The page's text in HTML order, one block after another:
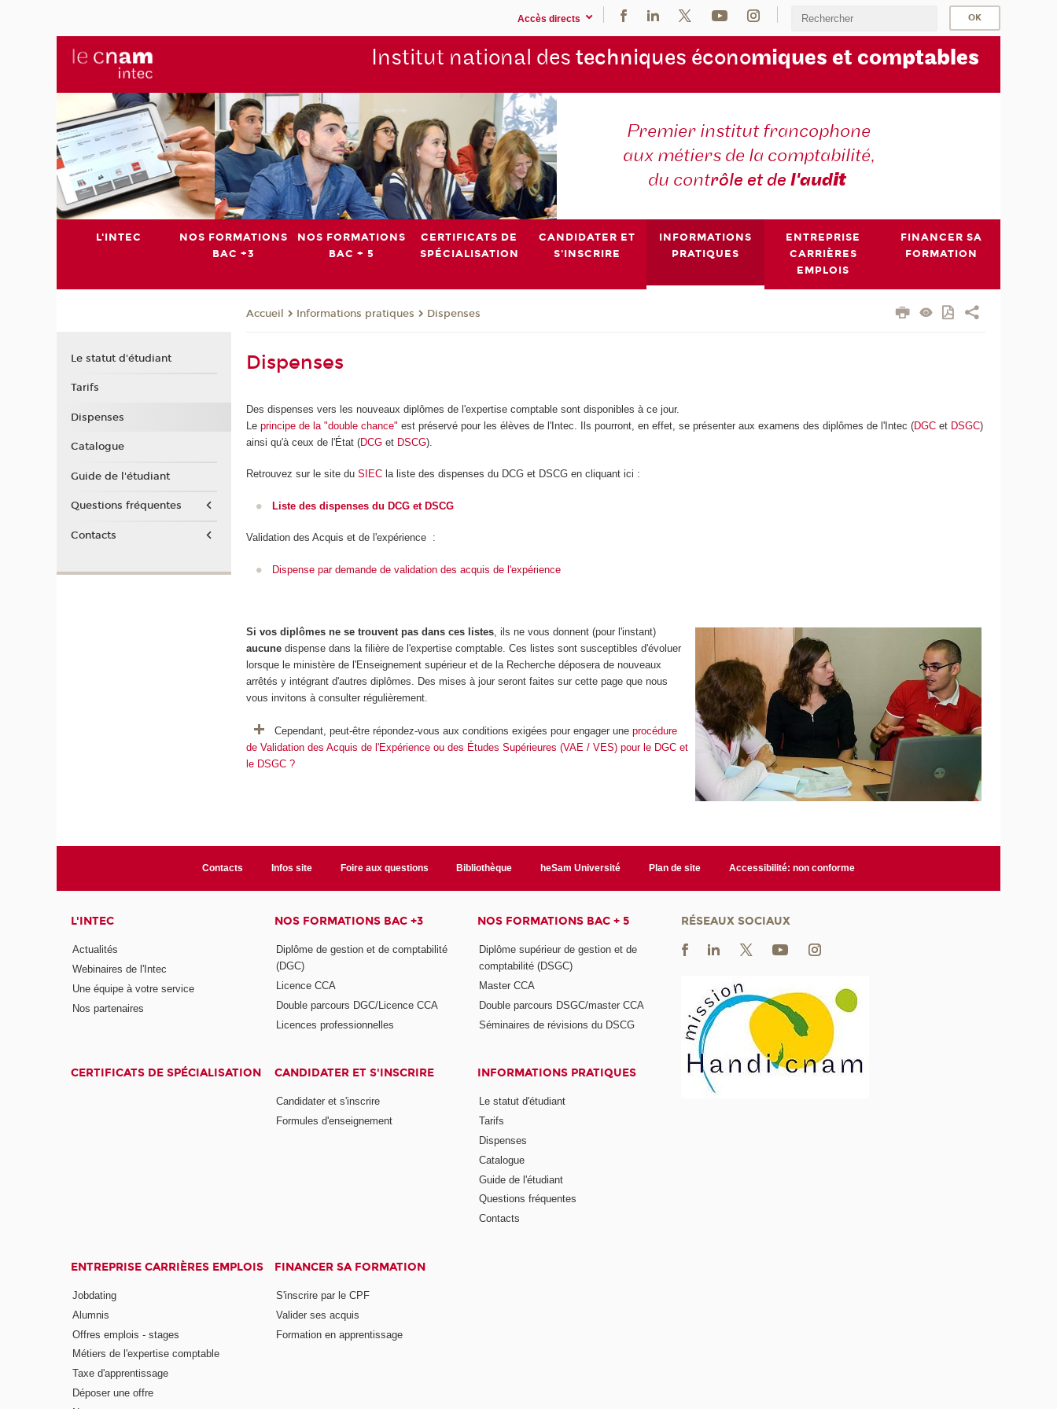
Accès directs
Institut national des techniques économiques et comptables
Premier institut francophone
aux métiers de la comptabilité,
du contrôle et del'audit
L'INTEC
NOS FORMATIONS
BAC +3
NOS FORMATIONS
BAC + 5
CERTIFICATS DE
SPÉCIALISATION
CANDIDATER ET
S'INSCRIRE
INFORMATIONS
PRATIQUES
ENTREPRISE
CARRIÈRES
EMPLOIS
FINANCER SA
FORMATION
Accueil Informations pratiques Dispenses
Dispenses
Des dispenses vers les nouveaux diplômes de l'expertise comptable sont disponibles à ce jour.
Leprincipe de la "double chance"est préservé pour les élèves de l'Intec. Ils pourront, en effet, se présenter aux examens des diplômes de l'Intec (DGC et DSGC)
ainsi qu'à ceux de l'État (DCG et DSCG).
Retrouvez sur le site duSIEC la liste des dispenses du DCG et DSCG en cliquant ici :
Liste des dispenses du DCG et DSCG
Validation des Acquis et de l'expérience :
Dispense par demande de validation des acquis de l'expérience
Si vos diplômes ne se trouvent pas dans ces listes, ils ne vous donnent (pour l'instant)
aucune dispense dans la filière de l'expertise comptable. Ces listes sont susceptibles d'évoluer
lorsque le ministère de l'Enseignement supérieur et de la Recherche déposera de nouveaux
arrêtés y intégrant d'autres diplômes. Des mises à jour seront faites sur cette page que nous
vous invitons à consulter régulièrement.
Cependant, peut-être répondez-vous aux conditions exigées pour engager uneprocédure
de Validation des Acquis de l'Expérience ou des Études Supérieures (VAE / VES) pour le DGC et
le DSGC ?
Le statut d'étudiant
Tarifs
Dispenses
Catalogue
Guide de l'étudiant
Questions fréquentes
Contacts
Contacts Infos site Foire aux questions Bibliothèque heSam Université Plan de site Accessibilité: non conforme
L'INTEC
Actualités
Webinaires de l'Intec
Une équipe à votre service
Nos partenaires
NOS FORMATIONS BAC +3
Diplôme de gestion et de comptabilité
(DGC)
Licence CCA
Double parcours DGC/Licence CCA
Licences professionnelles
NOS FORMATIONS BAC + 5
Diplôme supérieur de gestion et de
comptabilité (DSGC)
Master CCA
Double parcours DSGC/master CCA
Séminaires de révisions du DSCG
CERTIFICATS DE SPÉCIALISATION CANDIDATER ET S'INSCRIRE
Candidater et s'inscrire
Formules d'enseignement
INFORMATIONS PRATIQUES
Le statut d'étudiant
Tarifs
Dispenses
Catalogue
Guide de l'étudiant
Questions fréquentes
Contacts
ENTREPRISE CARRIÈRES EMPLOIS
Jobdating
Alumnis
Offres emplois - stages
Métiers de l'expertise comptable
Taxe d'apprentissage
Déposer une offre
FINANCER SA FORMATION
S'inscrire par le CPF
Valider ses acquis
Formation en apprentissage
RÉSEAUX SOCIAUX